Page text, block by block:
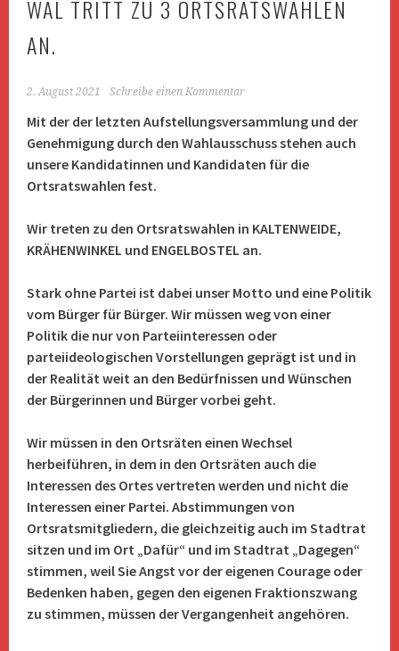
WAL TRITT ZU 3 ORTSRATSWAHLEN
AN.
2. August 2021 Schreibe einen Kommentar
Mit der der letzten Aufstellungsversammlung und der
Genehmigung durch den Wahlausschuss stehen auch
unsere Kandidatinnen und Kandidaten für die
Ortsratswahlen fest.
Wir treten zu den Ortsratswahlen in KALTENWEIDE,
KRÄHENWINKEL und ENGELBOSTEL an.
Stark ohne Partei ist dabei unser Motto und eine Politik
vom Bürger für Bürger. Wir müssen weg von einer
Politik die nur von Parteiinteressen oder
parteiideologischen Vorstellungen geprägt ist und in
der Realität weit an den Bedürfnissen und Wünschen
der Bürgerinnen und Bürger vorbei geht.
Wir müssen in den Ortsräten einen Wechsel
herbeiführen, in dem in den Ortsräten auch die
Interessen des Ortes vertreten werden und nicht die
Interessen einer Partei. Abstimmungen von
Ortsratsmitgliedern, die gleichzeitig auch im Stadtrat
sitzen und im Ort „Dafür“ und im Stadtrat „Dagegen“
stimmen, weil Sie Angst vor der eigenen Courage oder
Bedenken haben, gegen den eigenen Fraktionszwang
zu stimmen, müssen der Vergangenheit angehören.